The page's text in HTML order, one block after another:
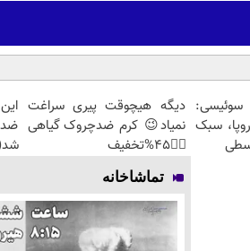
سبک
دیگه هیچوقت پیری سراغت
نمیاد😉 کرم ضدچروک گیاهی
👈🏻45%تخفیف
تماشاخانه